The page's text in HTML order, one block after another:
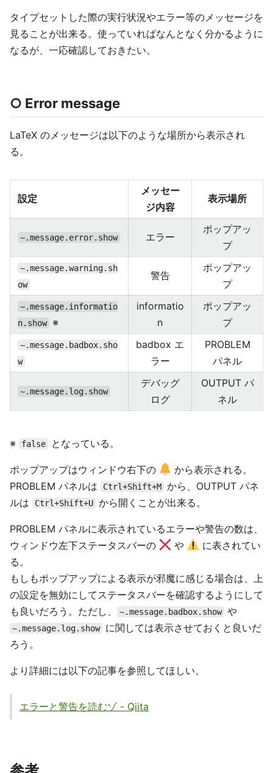
タイプセットした際の実行状況やエラー等のメッセージを
見ることが出来る。使っていればなんとなく分かるように
なるが、一応確認しておきたい。
○ Error message
LaTeX のメッセージは以下のような場所から表示され
る。
設定
メッセー
ジ内容
表示場所
~.message.error.show エラー
ポップアッ
プ
~.message.warning.sh
ow
警告
ポップアッ
プ
~.message.informatio
n.show
※
informatio
n
ポップアッ
プ
~.message.badbox.sho
w
badbox エ
ラー
PROBLEM
パネル
~.message.log.show
デバッグ
ログ
OUTPUT パ
ネル
※ false となっている。
ポップアップはウィンドウ右下の
から表示される。
PROBLEM パネルは
Ctrl+Shift+M から、OUTPUT パネ
ルは
Ctrl+Shift+U から開くことが出来る。
PROBLEM パネルに表示されているエラーや警告の数は、
ウィンドウ左下ステータスバーの
や
に表されてい
る。
もしもポップアップによる表示が邪魔に感じる場合は、上
の設定を無効にしてステータスバーを確認するようにして
も良いだろう。ただし、
~.message.badbox.show や
~.message.log.show
に関しては表示させておくと良いだ
ろう。
より詳細には以下の記事を参照してほしい。
エラーと警告を読むゾ - Qiita